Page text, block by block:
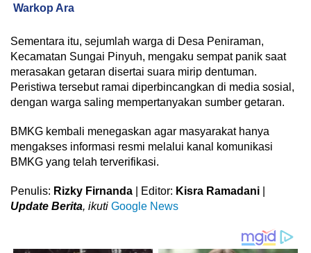
Warkop Ara
Sementara itu, sejumlah warga di Desa Peniraman,
Kecamatan Sungai Pinyuh, mengaku sempat panik saat
merasakan getaran disertai suara mirip dentuman.
Peristiwa tersebut ramai diperbincangkan di media sosial,
dengan warga saling mempertanyakan sumber getaran.
BMKG kembali menegaskan agar masyarakat hanya
mengakses informasi resmi melalui kanal komunikasi
BMKG yang telah terverifikasi.
Penulis: Rizky Firnanda | Editor: Kisra Ramadani
Update Berita, ikuti Google News